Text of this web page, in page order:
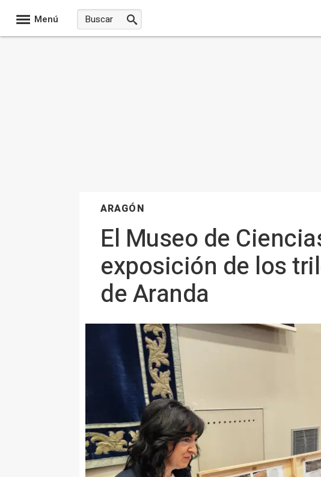
Menú
ARAGÓN
El Museo de
exposición de los
de Aranda